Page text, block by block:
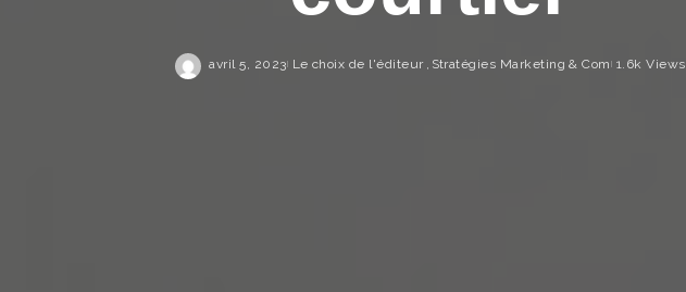
avril 5, 2023 Le choix de l'éditeur Stratégies Marketing & Com 1.6k Views